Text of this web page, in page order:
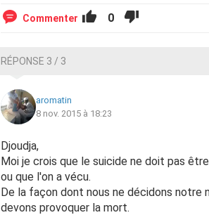
Commenter 0
RÉPONSE 3 / 3
aromatin
8 nov. 2015 à 18:23
Djoudja,
Moi je crois que le suicide ne doit pas
ou que l'on a vécu.
De la façon dont nous ne décidons
devons provoquer la mort.